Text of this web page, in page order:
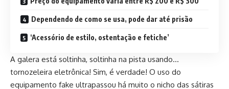
Dependendo de como se usa, pode dar até prisão
‘Acessório de estilo, ostentação e fetiche’
A galera está soltinha, soltinha na pista usando…
tornozeleira eletrônica! Sim, é verdade! O uso do
equipamento fake ultrapassou há muito o nicho das sátiras